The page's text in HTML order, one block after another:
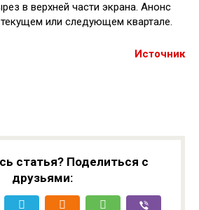
в верхней части экрана. Анонс
или следующем квартале.
Источник
статья? Поделиться с
друзьями: